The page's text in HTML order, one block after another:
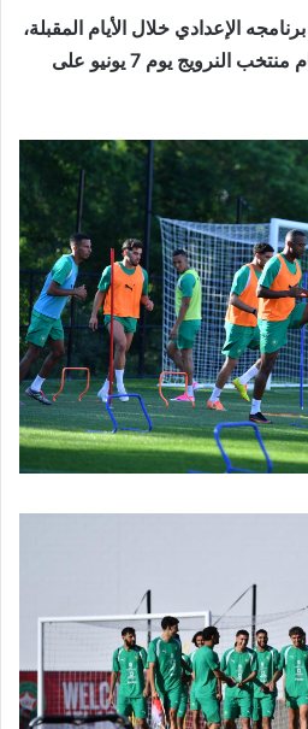
الإعدادي خلال الأيام المقبلة،
قبل خوض مباراته الودية أمام منتخب النرويج يوم 7 يونيو على